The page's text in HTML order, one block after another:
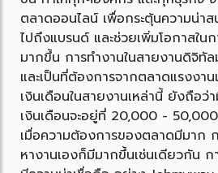
ตลาดออนไลน์ เพื่อกระตุ้นความน่าส
ไปถึงแบรนด์ และช่วยเพิ่มโอกาสใน
มากขึ้น การทำงานในสายงานดิจิทั
และเป็นที่ต้องการจากตลาดแรงงา
เงินเดือนในสายงานเหล่านี้ ยังถือว่
เงินเดือนจะอยู่ที่ 20,000 -
เมื่อความต้องการของตลาดมีมาก
หางานเองก็มีมากขึ้นเช่นเดียวกัน ก